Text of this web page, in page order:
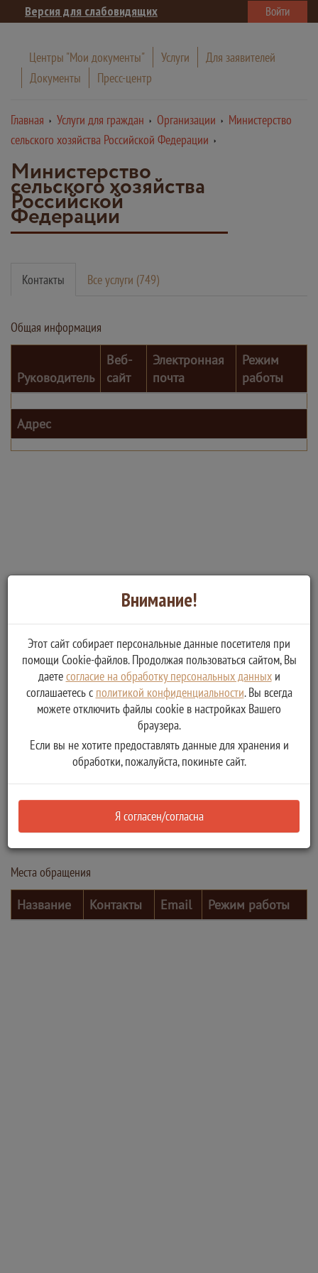
Версия для слабовидящих Войти
Центры "Мои документы" Услуги
Для заявителей
Документы
Пресс-центр
Главная Услуги для граждан Организации
Министерство
сельского хозяйства Российской Федерации
Министерство
сельского хозяйства
Российской
Федерации
Контакты Все услуги (749)
Общая информация
Руководитель
Веб-
сайт
Электронная
почта
Режим
работы
Адрес
ФИО
Телефон
Места обращения
Название
Контакты Email Режим работы
Внимание!
Этот сайт собирает персональные данные посетителя при
помощи Cookie-файлов. Продолжая пользоваться сайтом, Вы
даетесогласие на обработку персональных данныхи
соглашаетесь с политикой конфиденциальности. Вы всегда
можете отключить файлы cookie в настройках Вашего
браузера.
Если вы не хотите предоставлять данные для хранения и
обработки, пожалуйста, покиньте сайт.
Я согласен/согласна